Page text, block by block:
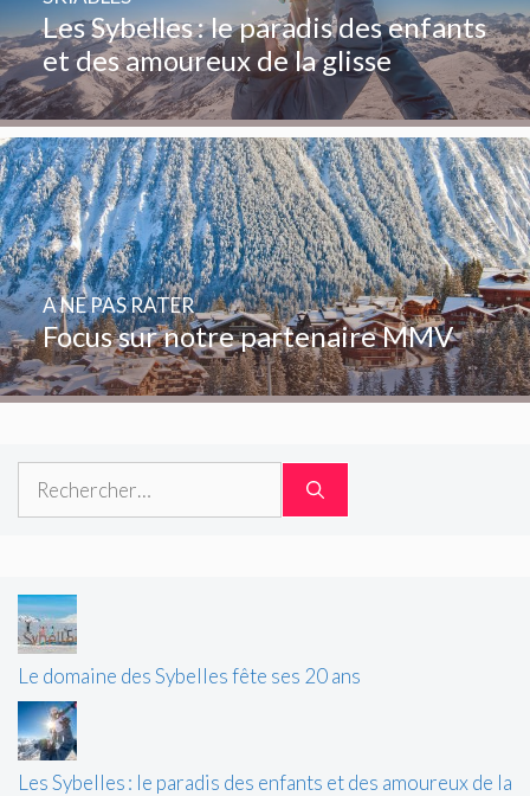
Les Sybelles : le paradis des enfants
et des amoureux de la glisse
Focus sur notre partenaire MMV
A NE PAS RATER
Le domaine des Sybelles fête ses 20 ans
Les Sybelles : le paradis des enfants et des amoureux de la